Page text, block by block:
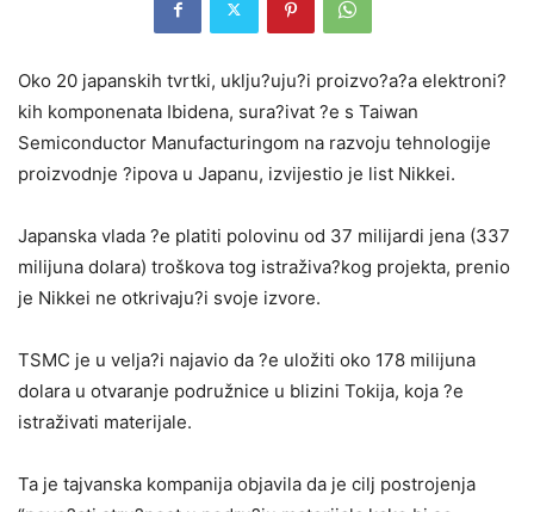
Oko 20 japanskih tvrtki, uklju?uju?i proizvo?a?a elektroni?
kih komponenata Ibidena, sura?ivat ?e s Taiwan
Semiconductor Manufacturingom na razvoju tehnologije
proizvodnje ?ipova u Japanu, izvijestio je list Nikkei.
Japanska vlada ?e platiti polovinu od 37 milijardi jena (337
milijuna dolara) troškova tog istraživa?kog projekta, prenio
je Nikkei ne otkrivaju?i svoje izvore.
TSMC je u velja?i najavio da ?e uložiti oko 178 milijuna
dolara u otvaranje podružnice u blizini Tokija, koja ?e
istraživati materijale.
Ta je tajvanska kompanija objavila da je cilj postrojenja